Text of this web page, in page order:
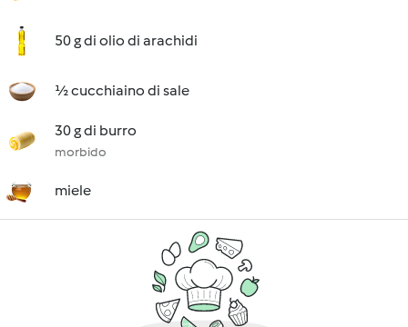
50 g di olio di arachidi
½ cucchiaino di sale
30 g di burro
morbido
miele